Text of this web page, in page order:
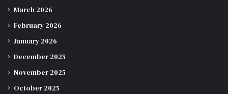
March 2026
February 2026
January 2026
December 2025
November 2025
October 2025